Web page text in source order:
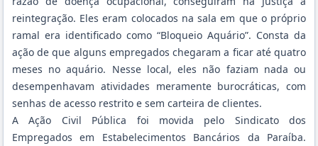
reintegração. Eles eram colocados na sala em que o próprio
ramal era identificado como “Bloqueio Aquário”. Consta da
ação de que alguns empregados chegaram a ficar até quatro
meses no aquário. Nesse local, eles não faziam nada ou
desempenhavam atividades meramente burocráticas, com
senhas de acesso restrito e sem carteira de clientes.
A Ação Civil Pública foi movida pelo Sindicato dos
Empregados em Estabelecimentos Bancários da Paraíba.